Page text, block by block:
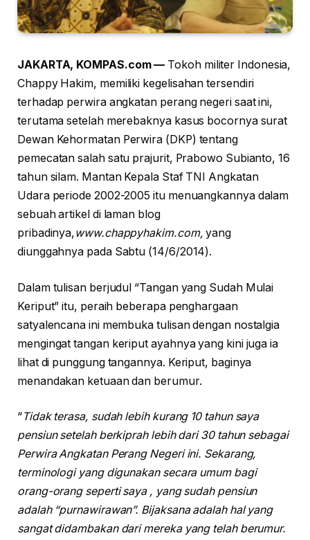
JAKARTA, KOMPAS.com — Tokoh militer Indonesia,
Chappy Hakim, memiliki kegelisahan tersendiri
terhadap perwira angkatan perang negeri saat ini,
terutama setelah merebaknya kasus bocornya surat
Dewan Kehormatan Perwira (DKP) tentang
pemecatan salah satu prajurit, Prabowo Subianto, 16
tahun silam. Mantan Kepala Staf TNI Angkatan
Udara periode 2002-2005 itu menuangkannya dalam
sebuah artikel di laman blog
pribadinya,www.chappyhakim.com, yang
diunggahnya pada Sabtu (14/6/2014).
Dalam tulisan berjudul “Tangan yang Sudah Mulai
Keriput” itu, peraih beberapa penghargaan
satyalencana ini membuka tulisan dengan nostalgia
mengingat tangan keriput ayahnya yang kini juga ia
lihat di punggung tangannya. Keriput, baginya
menandakan ketuaan dan berumur.
“Tidak terasa, sudah lebih kurang 10 tahun saya
pensiun setelah berkiprah lebih dari 30 tahun sebagai
Perwira Angkatan Perang Negeri ini. Sekarang,
terminologi yang digunakan secara umum bagi
orang-orang seperti saya , yang sudah pensiun
adalah “purnawirawan”. Bijaksana adalah hal yang
sangat didambakan dari mereka yang telah berumur.